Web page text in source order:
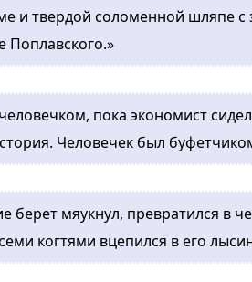
и твердой соломенной шляпе с
Поплавского.»
пока экономист
Человечек был
берет мяукнул, превратился в
когтями вцепился в его